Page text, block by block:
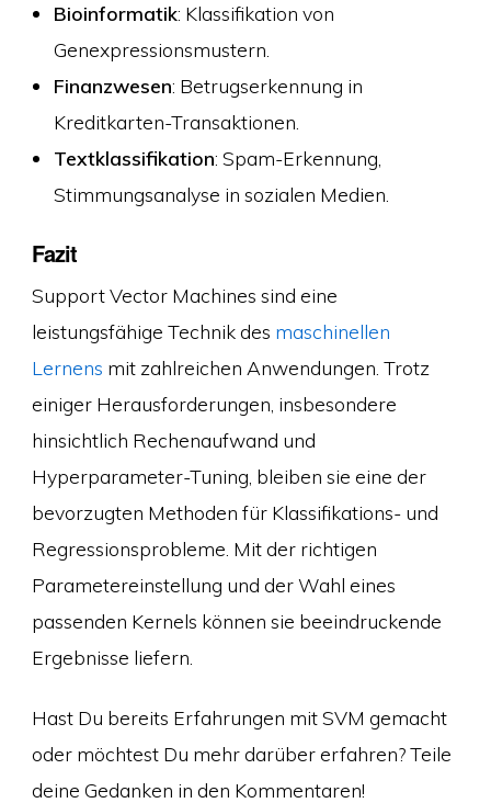
Bioinformatik: Klassifikation von
Genexpressionsmustern.
Finanzwesen: Betrugserkennung in
Kreditkarten-Transaktionen.
Textklassifikation: Spam-Erkennung,
Stimmungsanalyse in sozialen Medien.
Fazit
Support Vector Machines sind eine
leistungsfähige Technik des maschinellen
Lernens mit zahlreichen Anwendungen. Trotz
einiger Herausforderungen, insbesondere
hinsichtlich Rechenaufwand und
Hyperparameter-Tuning, bleiben sie eine der
bevorzugten Methoden für Klassifikations- und
Regressionsprobleme. Mit der richtigen
Parametereinstellung und der Wahl eines
passenden Kernels können sie beeindruckende
Ergebnisse liefern.
Hast Du bereits Erfahrungen mit SVM gemacht
oder möchtest Du mehr darüber erfahren? Teile
deine Gedanken in den Kommentaren!